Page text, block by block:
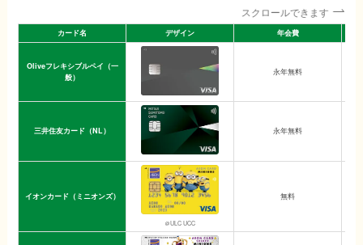
スクロールできます
カード名 デザイン 年会費
Oliveフレキシブルペイ（一
般）
永年無料
三井住友カード（NL） 永年無料
イオンカード（ミニオンズ）
＠ULC UCC
無料